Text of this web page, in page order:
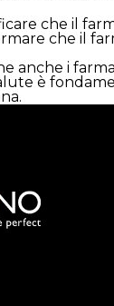
che il
che il
anche i
è